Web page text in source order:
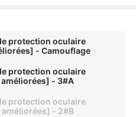
protection oculaire
- Camouflage
protection oculaire
- 3#A
protection oculaire
- 2#B